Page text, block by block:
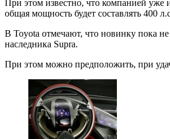
При этом известно, что компанией уже
общая мощность будет составлять 400
В Toyota отмечают, что новинку пока
наследника Supra.
При этом можно предположить, при